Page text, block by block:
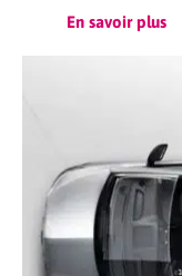
En savoir plus